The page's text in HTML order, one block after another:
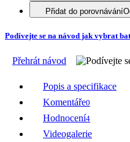
Přidat do porovnávání
Podívejte se na návod jak vybrat
Přehrát návod
Popis a specifikace
Komentáře0
Hodnocení4
Videogalerie